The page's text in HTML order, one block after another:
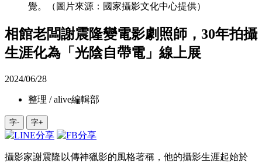
覺。（圖片來源：國家攝影文化中心提供）
相館老闆謝震隆變電影劇照師，30年拍攝
生涯化為「光陰自帶電」線上展
2024/06/28
整理 / alive編輯部
字- 字+
攝影家謝震隆以傳神獵影的風格著稱，他的攝影生涯起始於